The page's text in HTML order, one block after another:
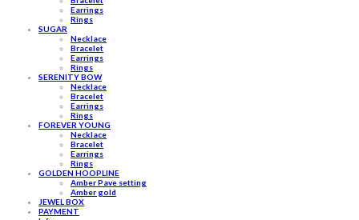
Earrings
Rings
SUGAR
Necklace
Bracelet
Earrings
Rings
SERENITY BOW
Necklace
Bracelet
Earrings
Rings
FOREVER YOUNG
Necklace
Bracelet
Earrings
Rings
GOLDEN HOOPLINE
Amber Pave setting
Amber gold
JEWEL BOX
PAYMENT